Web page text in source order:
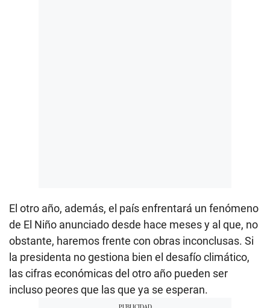
El otro año, además, el país enfrentará un fenómeno
de El Niño anunciado desde hace meses y al que, no
obstante, haremos frente con obras inconclusas. Si
la presidenta no gestiona bien el desafío climático,
las cifras económicas del otro año pueden ser
incluso peores que las que ya se esperan.